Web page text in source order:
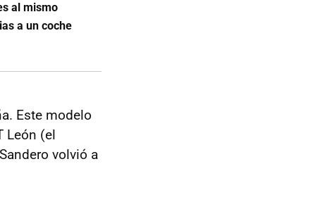
al mismo
a un coche
Este modelo
León (el
volvió a